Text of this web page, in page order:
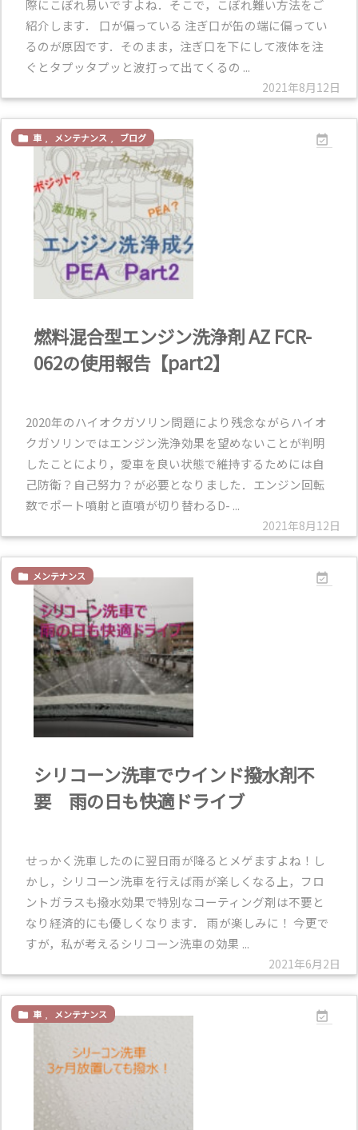
2021年8月12日
際にこぼれ易いですよね．そこで，こぼれ難い方法をご
紹介します． 口が偏っている 注ぎ口が缶の端に偏ってい
るのが原因です．そのまま，注ぎ口を下にして液体を注
ぐとタプッタプッと波打って出てくるの ...

2021年8月12日
 車 メンテナンス ブログ
燃料混合型エンジン洗浄剤 AZ FCR-
062の使用報告【part2】
2020年のハイオクガソリン問題により残念ながらハイオ
クガソリンではエンジン洗浄効果を望めないことが判明
したことにより，愛車を良い状態で維持するためには自
己防衛？自己努力？が必要となりました．エンジン回転
数でポート噴射と直噴が切り替わるD- ...

2021年6月2日
 メンテナンス
シリコーン洗車でウインド撥水剤不
要 雨の日も快適ドライブ
せっかく洗車したのに翌日雨が降るとメゲますよね！し
かし，シリコーン洗車を行えば雨が楽しくなる上，フロ
ントガラスも撥水効果で特別なコーティング剤は不要と
なり経済的にも優しくなります． 雨が楽しみに！ 今更で
すが，私が考えるシリコーン洗車の効果 ...

 車 メンテナンス